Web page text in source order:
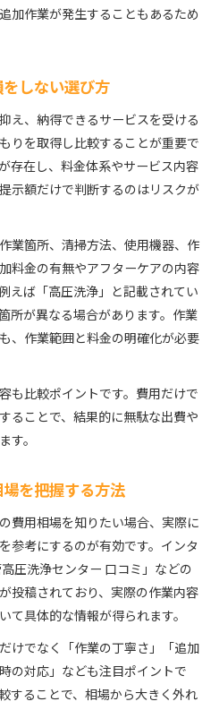
加作業が発生することもあるため
しない選び方
え、納得できるサービスを受ける
りを取得し比較することが重要で
存在し、料金体系やサービス内容
示額だけで判断するのはリスクが
業箇所、清掃方法、使用機器、作
料金の有無やアフターケアの内容
えば「高圧洗浄」と記載されてい
所が異なる場合があります。作業
、作業範囲と料金の明確化が必要
も比較ポイントです。費用だけで
ることで、結果的に無駄な出費や
す。
を把握する方法
費用相場を知りたい場合、実際に
参考にするのが有効です。インタ
圧洗浄センター 口コミ」などの
投稿されており、実際の作業内容
て具体的な情報が得られます。
けでなく「作業の丁寧さ」「追加
の対応」なども注目ポイントで
することで、相場から大きく外れ